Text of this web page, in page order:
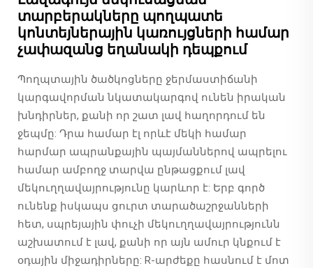
տարբերակները պողպատե
կոնտեյներային կառույցների համար
չափազանց եղանակի դեպքում
Պողպտային ծածկոցները ջերմաստիճանի
կարգավորման նկատակարգով ունեն իրական
խնդիրներ, քանի որ շատ լավ հաղորդում են
ջեպմը: Դրա համար էլ որևէ մեկի համար
հարմար ապրանքային պայմաններով ապրելու
համար ամբողջ տարվա ընթացքում լավ
մեկուղղավայրությունը կարևոր է: Երբ գործ
ունենք իսկապս ցուրտ տարածաշրջանների
հետ, սպրեյային փուչի մեկուղղավայրությունն
աշխատում է լավ, քանի որ այն ամուր կնքում է
օդային միջադիրները: R-արժեքը հասնում է մոտ